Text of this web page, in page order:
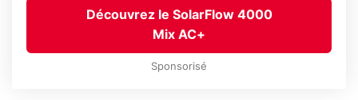
Découvrez le SolarFlow 4000
Mix AC+
Sponsorisé